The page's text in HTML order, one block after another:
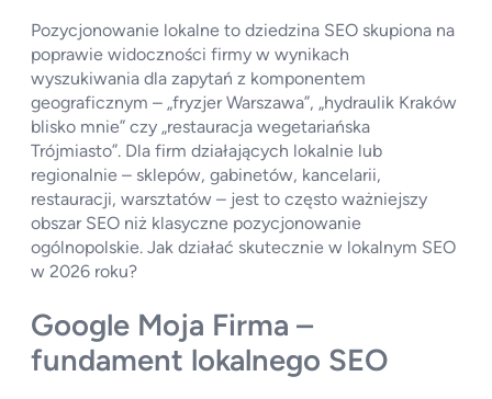
Pozycjonowanie lokalne to dziedzina SEO skupiona na
poprawie widoczności firmy w wynikach
wyszukiwania dla zapytań z komponentem
geograficznym – „fryzjer Warszawa”, „hydraulik Kraków
blisko mnie” czy „restauracja wegetariańska
Trójmiasto”. Dla firm działających lokalnie lub
regionalnie – sklepów, gabinetów, kancelarii,
restauracji, warsztatów – jest to często ważniejszy
obszar SEO niż klasyczne pozycjonowanie
ogólnopolskie. Jak działać skutecznie w lokalnym SEO
w 2026 roku?
Google Moja Firma –
fundament lokalnego SEO